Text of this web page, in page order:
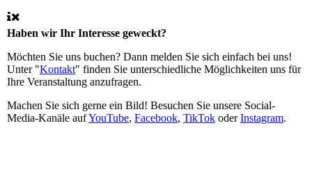
Haben wir Ihr Interesse geweckt?
Möchten Sie uns buchen? Dann melden Sie sich einfach bei uns!
Unter "Kontakt" finden Sie unterschiedliche Möglichkeiten uns für
Ihre Veranstaltung anzufragen.
Machen Sie sich gerne ein Bild! Besuchen Sie unsere Social-
Media-Kanäle aufYouTube, Facebook, TikTok oderInstagram.